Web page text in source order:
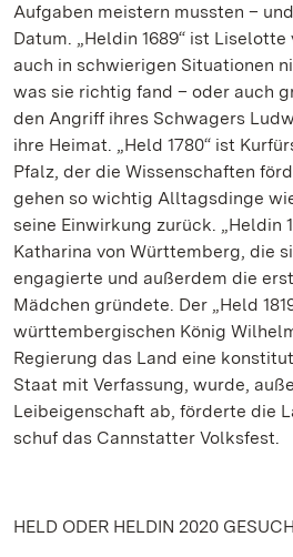
Aufgaben meistern mussten –
Datum. „Heldin 1689“ ist
auch in schwierigen Situationen
was sie richtig fand – oder auch
den Angriff ihres Schwagers
ihre Heimat. „Held 1780“ ist
Pfalz, der die Wissenschaften
gehen so wichtig Alltagsdinge
seine Einwirkung zurück. „Heldin
Katharina von Württemberg, die
engagierte und außerdem die
Mädchen gründete. Der „Held
württembergischen König
Regierung das Land eine
Staat mit Verfassung, wurde,
Leibeigenschaft ab, förderte die
schuf das Cannstatter Volksfest.
HELD ODER HELDIN 2020